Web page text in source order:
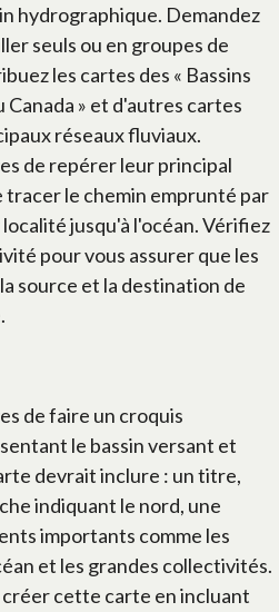
hydrographique. Demandez
seuls ou en groupes de
les cartes des « Bassins
» et d'autres cartes
réseaux fluviaux.
de repérer leur principal
tracer le chemin emprunté par
jusqu'à l'océan. Vérifiez
pour vous assurer que les
source et la destination de
de faire un croquis
le bassin versant et
devrait inclure : un titre,
indiquant le nord, une
importants comme les
et les grandes collectivités.
cette carte en incluant